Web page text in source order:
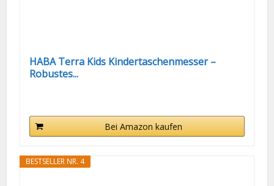
HABA Terra Kids Kindertaschenmesser –
Robustes...
Bei Amazon kaufen
BESTSELLER NR. 4